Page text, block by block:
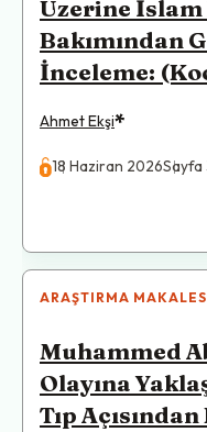
Üzerine
Bakımından
İnceleme:
Ahmet Ekşi*
18 Haziran 2026Sayfa
ARAŞTIRMA
Muhammed
Olayına
Tıp